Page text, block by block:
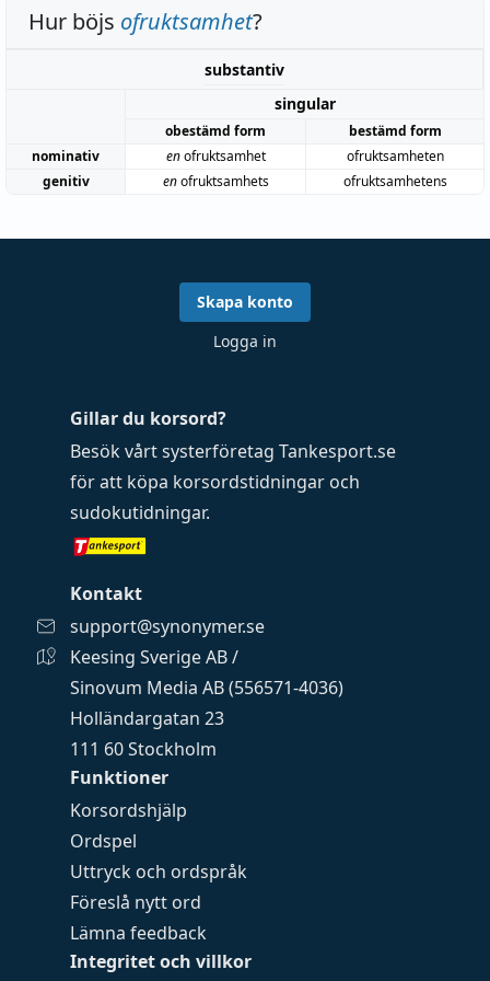
Hur böjs ofruktsamhet?
substantiv
singular
obestämd form
bestämd form
nominativ
enofruktsamhet
ofruktsamheten
genitiv
enofruktsamhets ofruktsamhetens
Funktioner
Korsordshjälp
Ordspel
Uttryck och ordspråk
Föreslå nytt ord
Lämna feedback
Integritet och villkor
Gillar du korsord?
Besök vårt systerföretag Tankesport.se
för att köpa korsordstidningar och
sudokutidningar.
Kontakt
support@synonymer.se
Keesing Sverige AB /
Sinovum Media AB (556571-4036)
Holländargatan 23
111 60 Stockholm
Skapa konto
Logga in